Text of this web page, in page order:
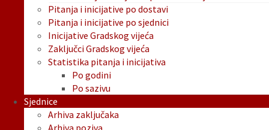
Pitanja i inicijative po dostavi
Pitanja i inicijative po sjednici
Inicijative Gradskog vijeća
Zaključci Gradskog vijeća
Statistika pitanja i inicijativa
Po godini
Po sazivu
Sjednice
Arhiva zaključaka